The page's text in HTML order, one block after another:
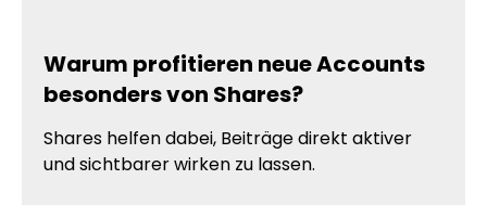
Warum profitieren neue Accounts
besonders von Shares?
Shares helfen dabei, Beiträge direkt aktiver
und sichtbarer wirken zu lassen.